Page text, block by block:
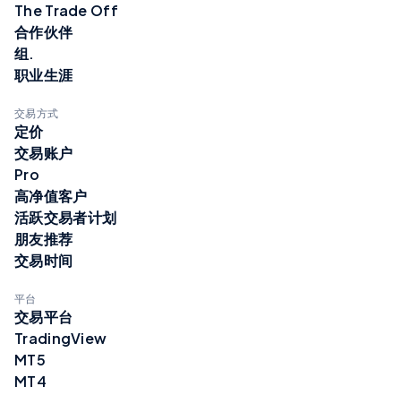
The Trade Off
合作伙伴
组.
职业生涯
交易方式
定价
交易账户
Pro
高净值客户
活跃交易者计划
朋友推荐
交易时间
平台
交易平台
TradingView
MT5
MT4